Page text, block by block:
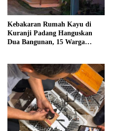
Kebakaran Rumah Kayu di
Kuranji Padang Hanguskan
Dua Bangunan, 15 Warga